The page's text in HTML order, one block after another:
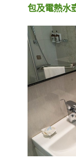
包及電熱水